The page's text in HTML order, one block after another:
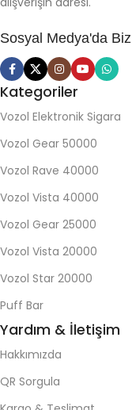
Sosyal Medya'da Biz
Kategoriler
Vozol Elektronik Sigara
Vozol Gear 50000
Vozol Rave 40000
Vozol Vista 40000
Vozol Gear 25000
Vozol Vista 20000
Vozol Star 20000
Puff Bar
Yardım & İletişim
Hakkımızda
QR Sorgula